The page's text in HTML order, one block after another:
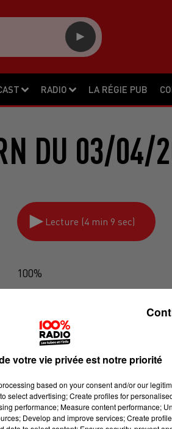
RADIO LA RÉGIE PUB
DU 03/04/
Lecture (4 min 9 sec)
100%
votre vie privée est notre priorité
based on your consent and/or our
select advertising; Create profiles for
performance; Measure content performance;
Develop and improve services; Create